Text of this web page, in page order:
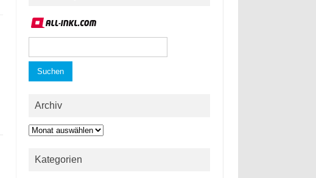
nach:
Archiv
Archiv
Kategorien